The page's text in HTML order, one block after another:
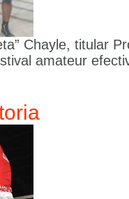
Chayle, titular
amateur